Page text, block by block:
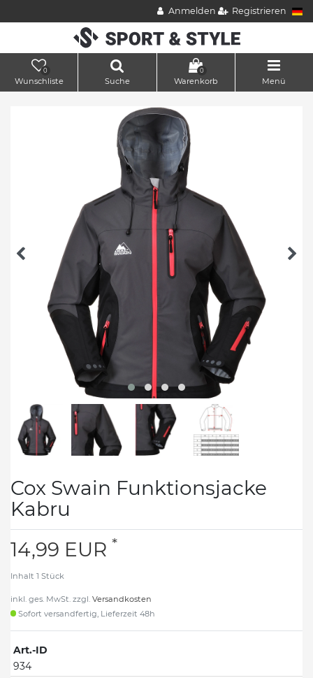
Anmelden Registrieren
0
Wunschliste Suche
0
Warenkorb Menü
Cox Swain Funktionsjacke
Kabru
14,99 EUR *
Inhalt 1 Stück
inkl. ges. MwSt. zzgl. Versandkosten
Sofort versandfertig, Lieferzeit 48h
Art.-ID
934